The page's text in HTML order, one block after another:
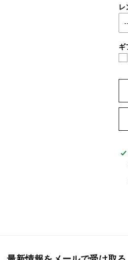
レ
ギ
ログインして、お気に入りリス
に保存したアイテムを表示した